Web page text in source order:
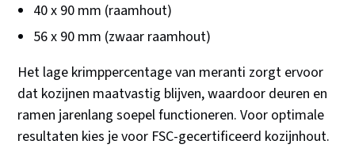
40 x 90 mm (raamhout)
56 x 90 mm (zwaar raamhout)
Het lage krimppercentage van meranti zorgt ervoor
dat kozijnen maatvastig blijven, waardoor deuren en
ramen jarenlang soepel functioneren. Voor optimale
resultaten kies je voor FSC-gecertificeerd kozijnhout.